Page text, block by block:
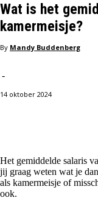
Wat is het
kamermeisje?
By Mandy Buddenberg
-
14 oktober 2024
Het gemiddelde salaris
jij graag weten wat je
als kamermeisje of
ook.